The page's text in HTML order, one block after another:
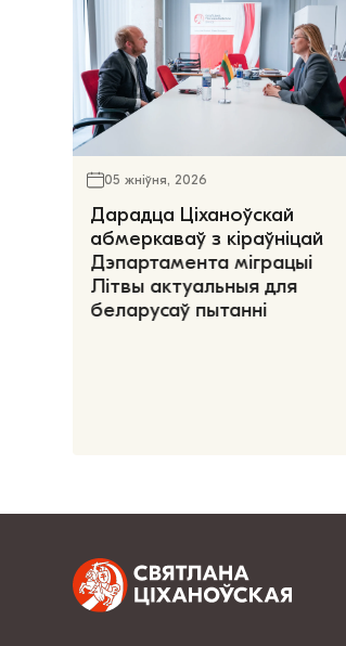
05 жніўня, 2026
Дарадца Ціханоўскай
абмеркаваў з кіраўніцай
Дэпартамента міграцыі
Літвы актуальныя для
беларусаў пытанні